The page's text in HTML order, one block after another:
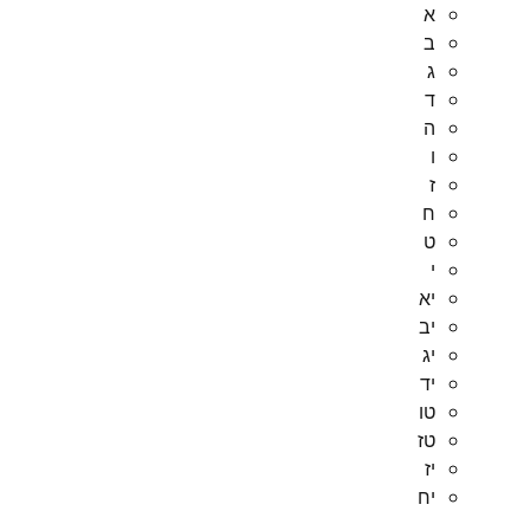
א
ב
ג
ד
ה
ו
ז
ח
ט
י
יא
יב
יג
יד
טו
טז
יז
יח